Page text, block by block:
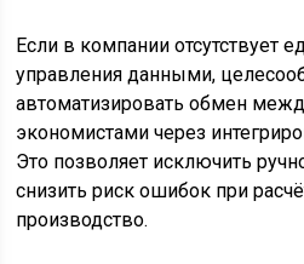
Если в компании отсутствует
управления данными,
автоматизировать обмен
экономистами через
Это позволяет исключить
снизить риск ошибок при
производство.